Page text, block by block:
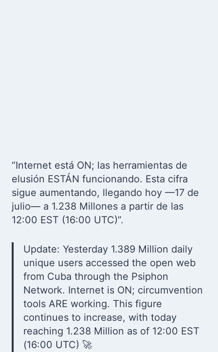
“Internet está ON; las herramientas de
elusión ESTÁN funcionando. Esta cifra
sigue aumentando, llegando hoy —17 de
julio— a 1.238 Millones a partir de las
12:00 EST (16:00 UTC)”.
Update: Yesterday 1.389 Million daily
unique users accessed the open web
from Cuba through the Psiphon
Network. Internet is ON; circumvention
tools ARE working. This figure
continues to increase, with today
reaching 1.238 Million as of 12:00 EST
(16:00 UTC) 🚀